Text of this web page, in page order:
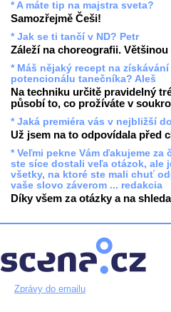
* A máte tip na majstra sveta?
Samozřejmě Češi!
* Jak se ti tančí v ND? Petr
Záleží na choreografii. Většinou
* Máš nějaký recept na
potencionálu tanečníka? Aleš
Na techniku určitě pravidelný
působí to, co prožíváte v
* Jaká premiéra vás v nejbližší
Už jsem na to odpovídala před
* Veľmi pekne Vám ďakujeme
ste síce dostali veľa otázok, ale
všetky, na ktoré ste mali chuť
vaše slovo záverom ... redakcia
Díky všem za otázky a na
Zprávy do emailu